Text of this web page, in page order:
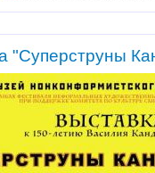
"Суперструны